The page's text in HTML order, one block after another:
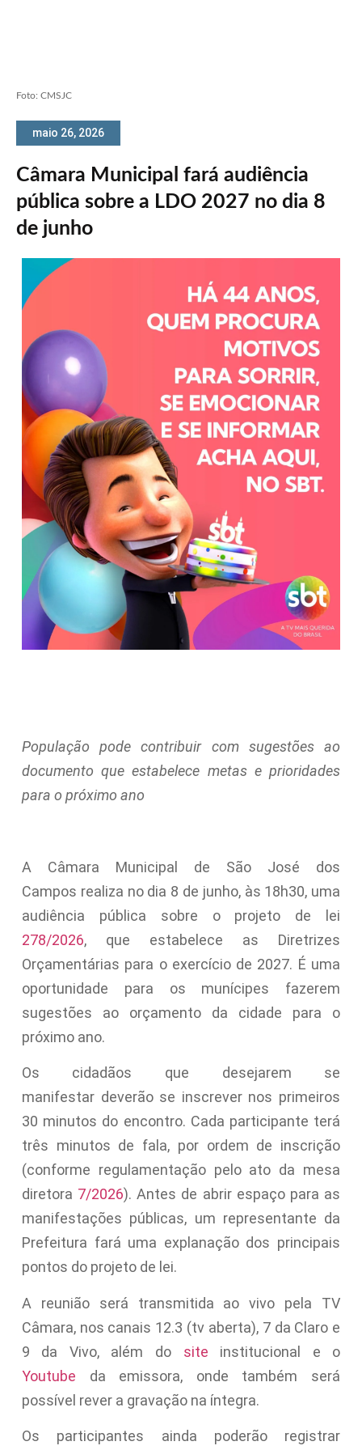
Foto: CMSJC
maio 26, 2026
Câmara Municipal fará audiência
pública sobre a LDO 2027 no dia 8
de junho
População pode contribuir com sugestões ao
documento que estabelece metas e prioridades
para o próximo ano
A Câmara Municipal de São José dos
Campos realiza no dia 8 de junho, às 18h30, uma
audiência pública sobre o projeto de lei
278/2026, que estabelece as Diretrizes
Orçamentárias para o exercício de 2027. É uma
oportunidade para os munícipes fazerem
sugestões ao orçamento da cidade para o
próximo ano.
Os cidadãos que desejarem se
manifestar deverão se inscrever nos primeiros
30 minutos do encontro. Cada participante terá
três minutos de fala, por ordem de inscrição
(conforme regulamentação pelo ato da mesa
diretora 7/2026). Antes de abrir espaço para as
manifestações públicas, um representante da
Prefeitura fará uma explanação dos principais
pontos do projeto de lei.
A reunião será transmitida ao vivo pela TV
Câmara, nos canais 12.3 (tv aberta), 7 da Claro e
9 da Vivo, além do site institucional e o
Youtube da emissora, onde também será
possível rever a gravação na íntegra.
Os participantes ainda poderão registrar